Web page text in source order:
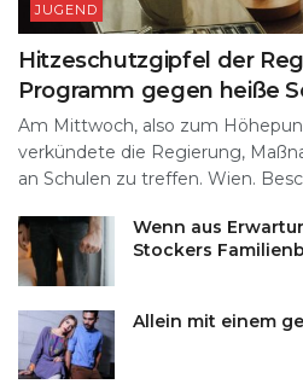
JUGEND
Hitzeschutzgipfel der
Programm gegen heiße
Am Mittwoch, also zum
verkündete die Regierung,
an Schulen zu treffen. Wien.
Wenn aus
Stockers
Allein mit einem